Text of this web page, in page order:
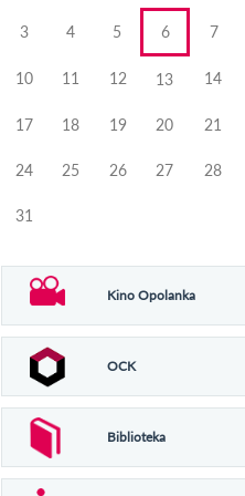
3 4 5 6 7
10 11 12 13 14
17 18 19 20 21
24 25 26 27 28
31
Kino Opolanka
OCK
Biblioteka